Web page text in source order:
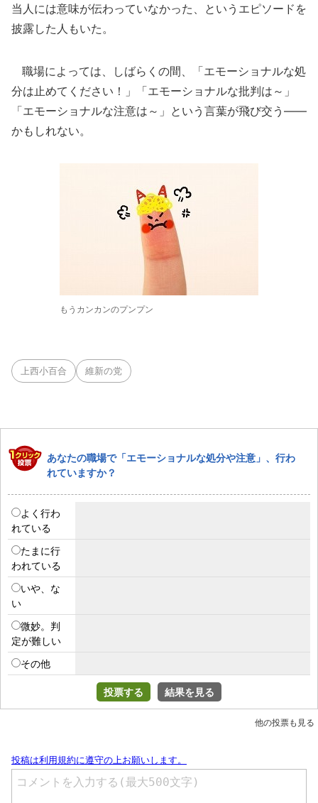
当人には意味が伝わっていなかった、というエピソードを
披露した人もいた。
職場によっては、しばらくの間、「エモーショナルな処
分は止めてください！」「エモーショナルな批判は～」
「エモーショナルな注意は～」という言葉が飛び交う――
かもしれない。
もうカンカンのプンプン
上西小百合 維新の党
あなたの職場で「エモーショナルな処分や注意」、行わ
れていますか？
よく行わ
れている
たまに行
われている
いや、な
い
微妙。判
定が難しい
その他
投票する 結果を見る
他の投票も見る